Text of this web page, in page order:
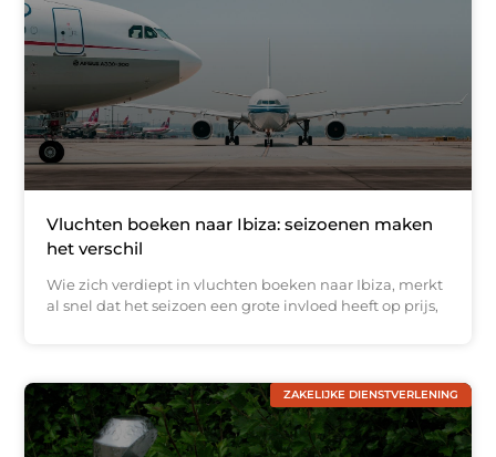
Vluchten boeken naar Ibiza: seizoenen maken
het verschil
Wie zich verdiept in vluchten boeken naar Ibiza, merkt
al snel dat het seizoen een grote invloed heeft op prijs,
ZAKELIJKE DIENSTVERLENING